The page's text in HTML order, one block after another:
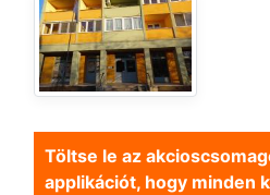
Töltse le az
applikációt, hogy minden